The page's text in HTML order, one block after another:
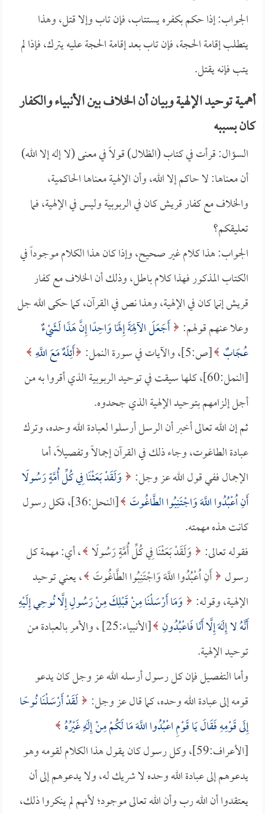
الجواب: إذا حكم بكفره يستتاب، فإن تاب وإلا قتل، وهذا
يتطلب إقامة الحجة، فإن تاب بعد إقامة الحجة عليه يترك، فإذا لم
يتب فإنه يقتل.
أهمية توحيد الإلهية وبيان أن الخلاف بين الأنبياء والكفار
كان بسببه
السؤال: قرأت في كتاب (الظلال) قولاً في معنى (لا إله إلا الله)
أن معناها: لا حاكم إلا الله، وأن الإلهية معناها الحاكمية،
والخلاف مع كفار قريش كان في الربوبية وليس في الإلهية، فما
تعليقكم؟
الجواب: هذا كلام غير صحيح، وإذا كان هذا الكلام موجوداً في
الكتاب المذكور فهذا كلام باطل، وذلك أن الخلاف مع كفار
قريش إنما كان في الإلهية، وهذا نص في القرآن، كما حكى الله جل
وعلا عنهم قولهم:
أَجَعَلَ الآلِهَةَ إِلَهًا وَاحِدًا إِنَّ هَذَا لَشَيْءٌ
عُجَابٌ [ص:5]، والآيات في سورة النمل:
أَئِلَهٌ مَعَ اللَّهِ
[النمل:60]، كلها سيقت في توحيد الربوبية الذي أقروا به من
أجل إلزامهم بتوحيد الإلهية الذي جحدوه.
ثم إن الله تعالى أخبر أن الرسل أرسلوا لعبادة الله وحده، وترك
عبادة الطاغوت، وجاء ذلك في القرآن إجمالاً وتفصيلاً، أما
الإجمال ففي قول الله عز وجل:
وَلَقَدْ بَعَثْنَا فِي كُلِّ أُمَّةٍ رَسُولًا
أَنِ اُعْبُدُوا اللَّهَ وَاجْتَنِبُوا الطَّاغُوتَ
[النحل:36]، فكل رسول
كانت هذه مهمته.
فقوله تعالى:
وَلَقَدْ بَعَثْنَا فِي كُلِّ أُمَّةٍ رَسُولًا ، أي: مهمة كل
رسول أَنِ اُعْبُدُوا اللَّهَ وَاجْتَنِبُوا الطَّاغُوتَ ، يعني توحيد
الإلهية، وقوله:
وَمَا أَرْسَلْنَا مِنْ قَبْلِكَ مِنْ رَسُولٍ إِلَّا نُوحِي إِلَيْهِ
أَنَّهُ لا إِلَهَ إِلَّا أَنَا فَاعْبُدُونِ
[الأنبياء:25] ، والأمر بالعبادة من
توحيد الإلهية.
وأما التفصيل فإن كل رسول أرسله الله عز وجل كان يدعو
قومه إلى عبادة الله وحده، كما قال عز وجل:
لَقَدْ أَرْسَلْنَا نُوحًا
إِلَى قَوْمِهِ فَقَالَ يَا قَوْمِ اعْبُدُوا اللَّهَ مَا لَكُمْ مِنْ إِلَهٍ غَيْرُهُ
[الأعراف:59]، وكل رسول كان يقول هذا الكلام لقومه وهو
يدعوهم إلى عبادة الله وحده لا شريك له، ولا يدعوهم إلى أن
يعتقدوا أن الله رب وأن الله تعالى موجود؛ لأنهم لم ينكروا ذلك،